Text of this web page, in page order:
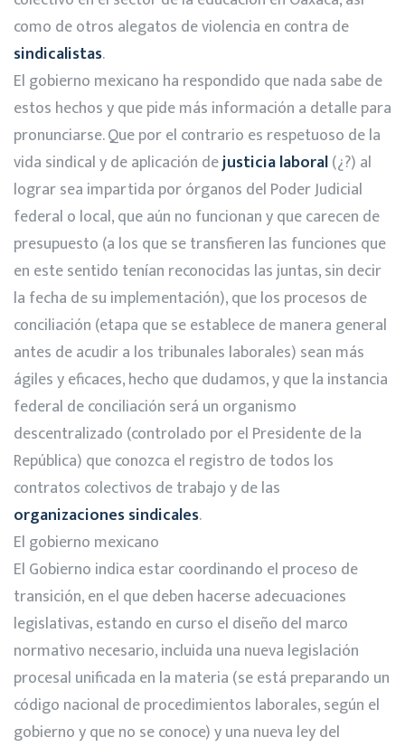
como de otros alegatos de violencia en contra de
sindicalistas.
El gobierno mexicano ha respondido que nada sabe de
estos hechos y que pide más información a detalle para
pronunciarse. Que por el contrario es respetuoso de la
vida sindical y de aplicación dejusticia laboral(¿?) al
lograr sea impartida por órganos del Poder Judicial
federal o local, que aún no funcionan y que carecen de
presupuesto (a los que se transfieren las funciones que
en este sentido tenían reconocidas las juntas, sin decir
la fecha de su implementación), que los procesos de
conciliación (etapa que se establece de manera general
antes de acudir a los tribunales laborales) sean más
ágiles y eficaces, hecho que dudamos, y que la instancia
federal de conciliación será un organismo
descentralizado (controlado por el Presidente de la
República) que conozca el registro de todos los
contratos colectivos de trabajo y de las
organizaciones sindicales.
El gobierno mexicano
El Gobierno indica estar coordinando el proceso de
transición, en el que deben hacerse adecuaciones
legislativas, estando en curso el diseño del marco
normativo necesario, incluida una nueva legislación
procesal unificada en la materia (se está preparando un
código nacional de procedimientos laborales, según el
gobierno y que no se conoce) y una nueva ley del